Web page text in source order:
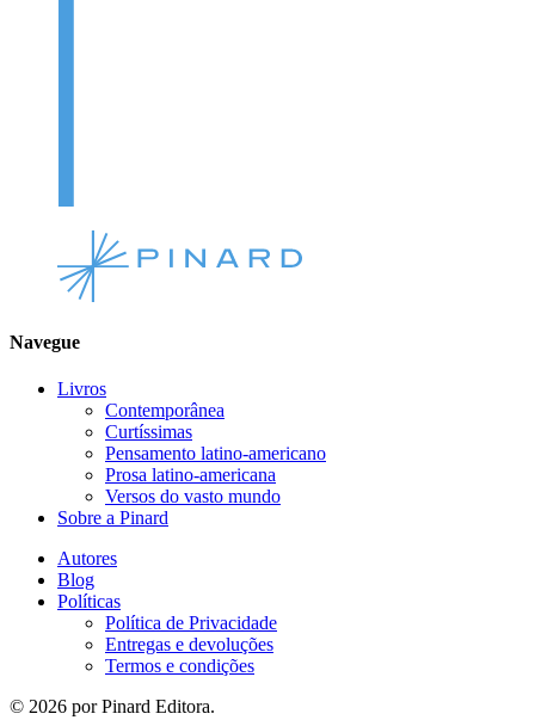
Navegue
Livros
Contemporânea
Curtíssimas
Pensamento latino-americano
Prosa latino-americana
Versos do vasto mundo
Sobre a Pinard
Autores
Blog
Políticas
Política de Privacidade
Entregas e devoluções
Termos e condições
© 2026 por Pinard Editora.